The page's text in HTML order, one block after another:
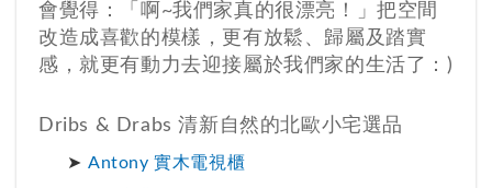
會覺得：「啊~我們家真的很漂亮！」把空間
改造成喜歡的模樣，更有放鬆、歸屬及踏實
感，就更有動力去迎接屬於我們家的生活了：)
Dribs & Drabs 清新自然的北歐小宅選品
Antony 實木電視櫃